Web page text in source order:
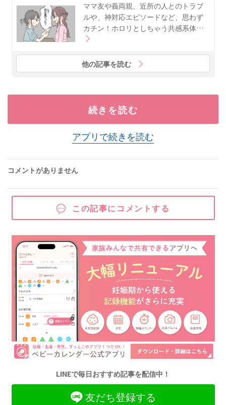
ママ友や義両親、近所の人とのトラブ
ルや、神対応エピソードなど、思わず
カチン！ホロリとしちゃう共感系体…
他の記事を読む
続きを読む
アプリで続きを読む
コメントがありません
この記事にコメントする
LINEで毎日おすすめ記事を配信中！
友だち登録する